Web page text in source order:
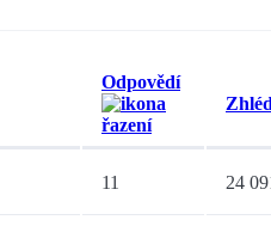
Odpovědí
11 24